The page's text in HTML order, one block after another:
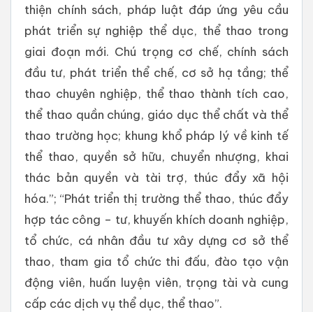
thiện chính sách, pháp luật đáp ứng yêu cầu
phát triển sự nghiệp thể dục, thể thao trong
giai đoạn mới. Chú trọng cơ chế, chính sách
đầu tư, phát triển thể chế, cơ sở hạ tầng; thể
thao chuyên nghiệp, thể thao thành tích cao,
thể thao quần chúng, giáo dục thể chất và thể
thao trường học; khung khổ pháp lý về kinh tế
thể thao, quyền sở hữu, chuyển nhượng, khai
thác bản quyền và tài trợ, thúc đẩy xã hội
hóa.”; “Phát triển thị trường thể thao, thúc đẩy
hợp tác công – tư, khuyến khích doanh nghiệp,
tổ chức, cá nhân đầu tư xây dựng cơ sở thể
thao, tham gia tổ chức thi đấu, đào tạo vận
động viên, huấn luyện viên, trọng tài và cung
cấp các dịch vụ thể dục, thể thao”.